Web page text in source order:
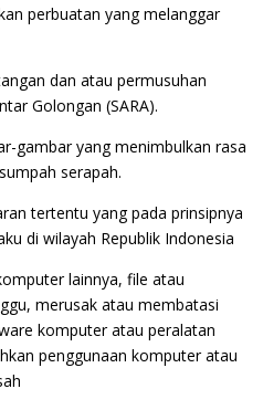
perbuatan yang melanggar
dan atau permusuhan
Golongan (SARA).
gambar yang menimbulkan rasa
serapah.
tertentu yang pada prinsipnya
di wilayah Republik Indonesia
lainnya, file atau
merusak atau membatasi
komputer atau peralatan
penggunaan komputer atau